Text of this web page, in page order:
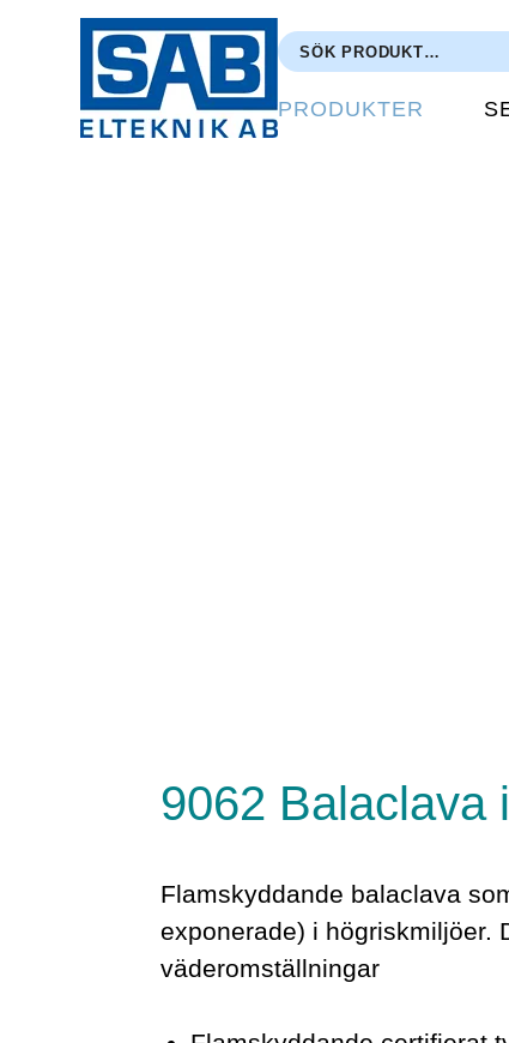
PRODUKTER
9062 Balaclava
Flamskyddande balaclava
exponerade) i högriskmiljöer.
väderomställningar